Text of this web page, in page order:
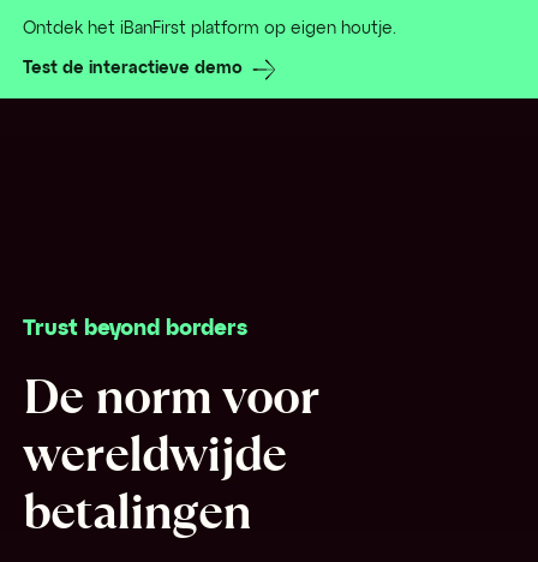
Ontdek het iBanFirst platform op eigen houtje.
Test de interactieve demo
Trust beyond borders
De norm voor
wereldwijde
betalingen